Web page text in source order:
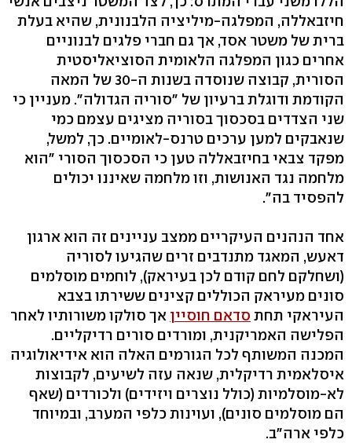
חיזבאללה, המפלגה-מיליציה הלבנונית, שהיא בעלת
ברית של משטר אסד, אך גם חברי פלגים לבנוניים
אחרים כגון המפלגה הלאומית הסוציאליסטית
הסורית, קבוצה שנוסדה בשנות ה-30 של המאה
הקודמת ודוגלת ברעיון של "סוריה הגדולה". מעניין כי
שני הצדדים בסכסוך בסוריה מציגים עצמם כמי
שנאבקים למען ערכים טרנס-לאומיים. כך, למשל,
מפקד צבאי בחיזבאללה טען כי הסכסוך הסורי "הוא
מלחמה נגד האנושות, וזו מלחמה שאיננו יכולים
להפסיד בה".
אחד הנהנים העיקריים ממצב עניינים זה הוא ארגון
דאעש, המאגד מתנדבים זרים שהגיעו לסוריה
(ושחלקם לחם קודם לכן בעיראק), לוחמים מוסלמים
סונים מעיראק הכוללים קצינים ששירתו בצבא
העיראקי תחת סדאם חוסיין אך סולקו משורותיו לאחר
הפלישה האמריקנית, ומורדים סורים רדיקליים.
המכנה המשותף לכל הגורמים האלה הוא אידיאולוגיה
איסלאמית רדיקלית, שנאה עזה לשיעים, לקבוצות
לא-מוסלמיות (כולל נוצרים ויזידים) ולכורדים (שאף
הם מוסלמים סונים), ועוינות כלפי המערב, ובמיוחד
כלפי ארה"ב.